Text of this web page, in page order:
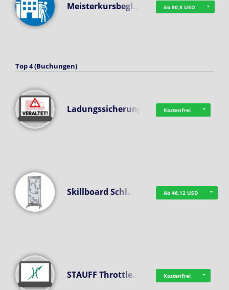
Meisterkursbegl… Ab 80,8 USD
Top 4 (Buchungen)
Ladungssicherung Kostenfrei
Skillboard Schl… Ab 46,12 USD
STAUFF Throttle… Kostenfrei